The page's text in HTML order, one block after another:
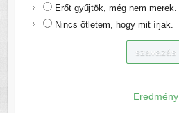
Erőt gyűjtök, még nem merek.
Nincs ötletem, hogy mit írjak.
Eredmény